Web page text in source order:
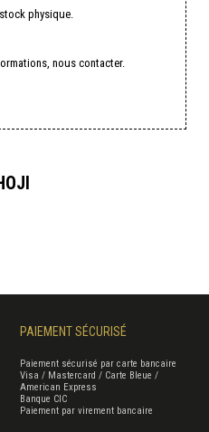
physique.
nous contacter.
PAIEMENT SÉCURISÉ
Paiement sécurisé par carte bancaire
Visa / Mastercard / Carte Bleue /
American Express
Banque CIC
Paiement par virement bancaire